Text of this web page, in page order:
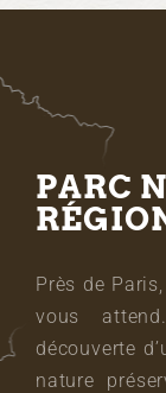
PARC
Près de
vous
découverte
nature